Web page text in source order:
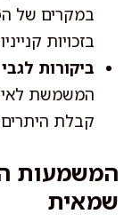
במקרים של
בזכויות
ביקורות
המשמשת
קבלת היתרים
המשמעות
שמאית